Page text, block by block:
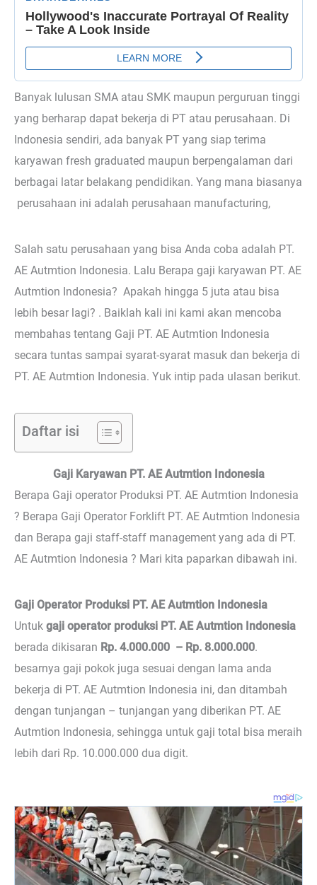
Banyak lulusan SMA atau SMK maupun perguruan tinggi
yang berharap dapat bekerja di PT atau perusahaan. Di
Indonesia sendiri, ada banyak PT yang siap terima
karyawan fresh graduated maupun berpengalaman dari
berbagai latar belakang pendidikan. Yang mana biasanya
perusahaan ini adalah perusahaan manufacturing,
Salah satu perusahaan yang bisa Anda coba adalah PT.
AE Autmtion Indonesia. Lalu Berapa gaji karyawan PT. AE
Autmtion Indonesia? Apakah hingga 5 juta atau bisa
lebih besar lagi? . Baiklah kali ini kami akan mencoba
membahas tentang Gaji PT. AE Autmtion Indonesia
secara tuntas sampai syarat-syarat masuk dan bekerja di
PT. AE Autmtion Indonesia. Yuk intip pada ulasan berikut.
Daftar isi
Gaji Karyawan PT. AE Autmtion Indonesia
Berapa Gaji operator Produksi PT. AE Autmtion Indonesia
? Berapa Gaji Operator Forklift PT. AE Autmtion Indonesia
dan Berapa gaji staff-staff management yang ada di PT.
AE Autmtion Indonesia ? Mari kita paparkan dibawah ini.
Gaji Operator Produksi PT. AE Autmtion Indonesia
Untuk gaji operator produksi PT. AE Autmtion Indonesia
berada dikisaran Rp. 4.000.000 – Rp. 8.000.000.
besarnya gaji pokok juga sesuai dengan lama anda
bekerja di PT. AE Autmtion Indonesia ini, dan ditambah
dengan tunjangan – tunjangan yang diberikan PT. AE
Autmtion Indonesia, sehingga untuk gaji total bisa meraih
lebih dari Rp. 10.000.000 dua digit.